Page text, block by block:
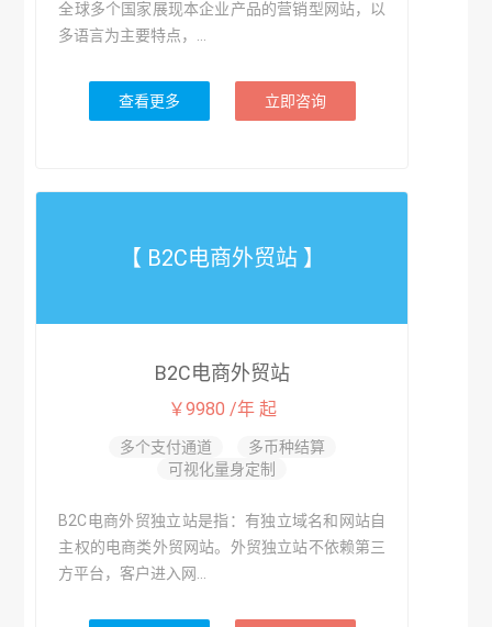
全球多个国家展现本企业产品的营销型网站，以
多语言为主要特点，...
查看更多 立即咨询
【 B2C电商外贸站 】
B2C电商外贸站
￥9980 /年 起
多个支付通道
多币种结算
可视化量身定制
B2C电商外贸独立站是指：有独立域名和网站自
主权的电商类外贸网站。外贸独立站不依赖第三
方平台，客户进入网...